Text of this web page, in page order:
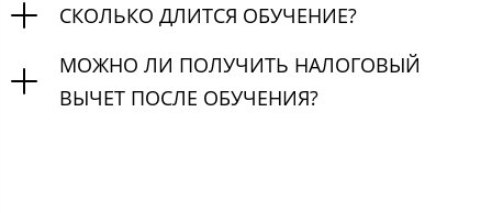
СКОЛЬКО ДЛИТСЯ ОБУЧЕНИЕ?
МОЖНО ЛИ ПОЛУЧИТЬ НАЛОГОВЫЙ
ВЫЧЕТ ПОСЛЕ ОБУЧЕНИЯ?